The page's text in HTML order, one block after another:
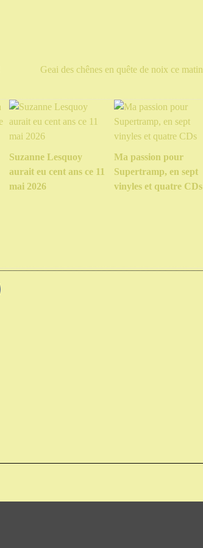
Geai des chênes en quête de noix ce matin
Suzanne Lesquoy
aurait eu cent ans ce 11
mai 2026
Ma passion pour
Supertramp, en sept
vinyles et quatre CDs